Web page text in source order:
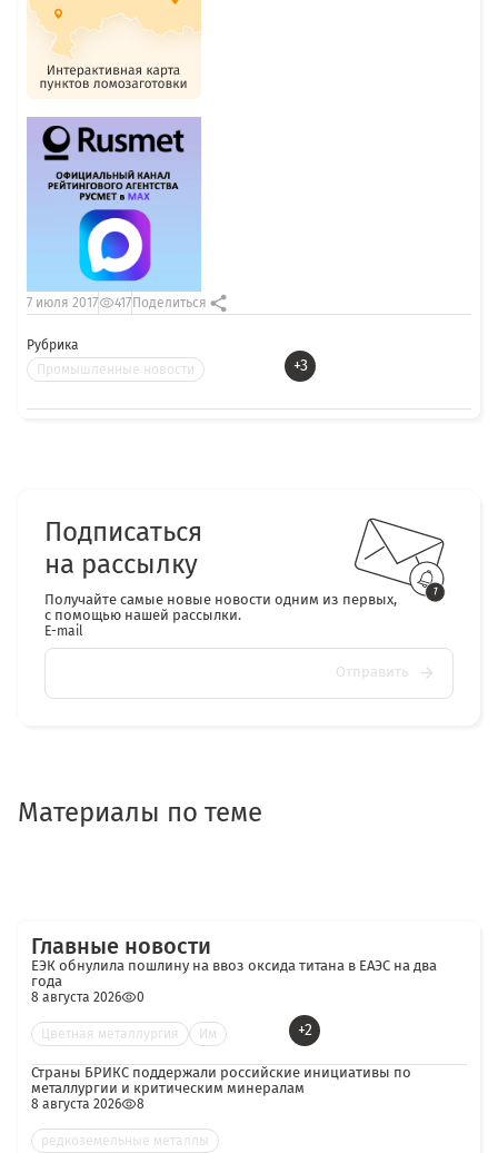
Рубрика
Промышленные новости
+3
7 июля 2017 417 Поделиться
Подписаться
на рассылку
Получайте самые новые новости одним из первых,
с помощью нашей рассылки.
E-mail
Отправить
Материалы по теме
Главные новости
ЕЭК обнулила пошлину на ввоз оксида титана в ЕАЭС на два
года
8 августа 2026 0
Цветная металлургия Им +2
Страны БРИКС поддержали российские инициативы по
металлургии и критическим минералам
8 августа 2026 8
редкоземельные металлы